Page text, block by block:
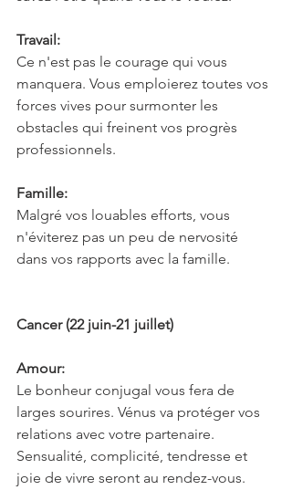
Travail:
Ce n'est pas le courage qui vous
manquera. Vous emploierez toutes vos
forces vives pour surmonter les
obstacles qui freinent vos progrès
professionnels.
Famille:
Malgré vos louables efforts, vous
n'éviterez pas un peu de nervosité
dans vos rapports avec la famille.
Cancer (22 juin-21 juillet)
Amour:
Le bonheur conjugal vous fera de
larges sourires. Vénus va protéger vos
relations avec votre partenaire.
Sensualité, complicité, tendresse et
joie de vivre seront au rendez-vous.